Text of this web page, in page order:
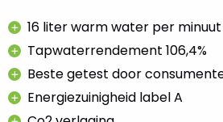
16 liter warm water per
Tapwaterrendement 106,4%
Beste getest door
Energiezuinigheid label A